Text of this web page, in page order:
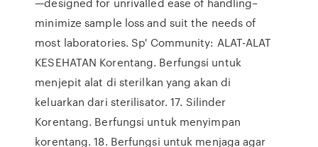
minimize sample loss and suit the needs of
most laboratories. Sp' Community: ALAT-ALAT
KESEHATAN Korentang. Berfungsi untuk
menjepit alat di sterilkan yang akan di
keluarkan dari sterilisator. 17. Silinder
Korentang. Berfungsi untuk menyimpan
korentang. 18. Berfungsi untuk menjaga agar